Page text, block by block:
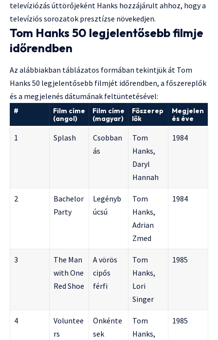
televíziózás úttörőjeként Hanks hozzájárult ahhoz, hogy a
televíziós sorozatok presztízse növekedjen.
Tom Hanks 50 legjelentősebb filmje
időrendben
Az alábbiakban táblázatos formában tekintjük át Tom
Hanks 50 legjelentősebb filmjét időrendben, a főszereplők
és a megjelenés dátumának feltüntetésével:
#
Film címe
(angol)
Film címe
(magyar)
Főszerep
lők
Megjelen
és éve
1 Splash
Csobban
ás
Tom
Hanks,
Daryl
Hannah
1984
2
Bachelor
Party
Legényb
úcsú
Tom
Hanks,
Adrian
Zmed
1984
3
The Man
with One
Red Shoe
A vörös
cipős
férfi
Tom
Hanks,
Lori
Singer
1985
4
Voluntee
rs
Önkénte
sek
Tom
Hanks,
1985